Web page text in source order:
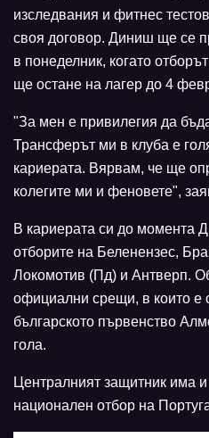
изследвания и фитнес
своя договор. Диниш ще се
в понеделник, когато
ще остане на лагер до 4
"За мен е привилегия да
Трансферът ми в клуба е
кариерата. Вярвам, че ще
колегите ми и феновете",
В кариерата си до момента
отборите на Беленензес,
Локомотив (Пд) и Антверп.
официални срещи, в които е
българското първенство
гола.
Централният защитник има
национален отбор на